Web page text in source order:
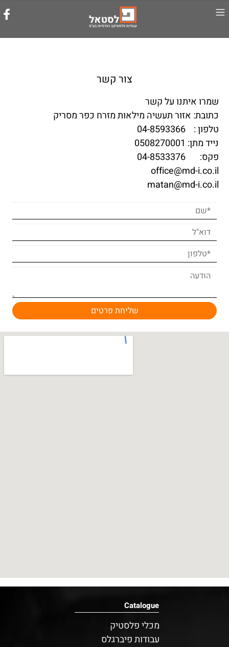
צור קשר
שמרו איתנו על קשר
כתובת: אזור תעשיה מילאות מזרח כפר מסריק
טלפון : 04-8593366
נייד מתן: 0508270001
פקס: 04-8533376
office@md-i.co.il
matan@md-i.co.il
Catalogue
מכלי פלסטיק
עבודות פיברגלס